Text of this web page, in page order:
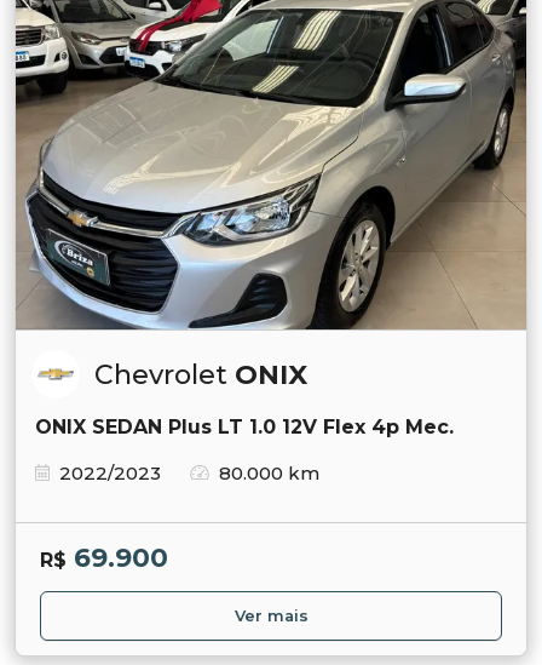
Chevrolet ONIX
ONIX SEDAN Plus LT 1.0 12V Flex 4p Mec.
2022/2023
80.000 km
R$ 69.900
Ver mais